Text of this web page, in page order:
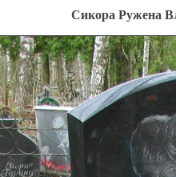
Сикора Ружена